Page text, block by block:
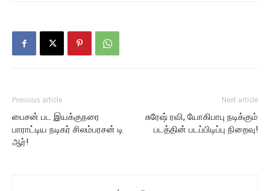
Previous article
பைசன் பட இயக்குநரை
பாராட்டிய நடிகர் சிலம்பரசன் டி
ஆர்!
Next article
சுரேஷ் ரவி, யோகிபாபு நடிக்கும்
படத்தின் படப்பிடிப்பு நிறைவு!